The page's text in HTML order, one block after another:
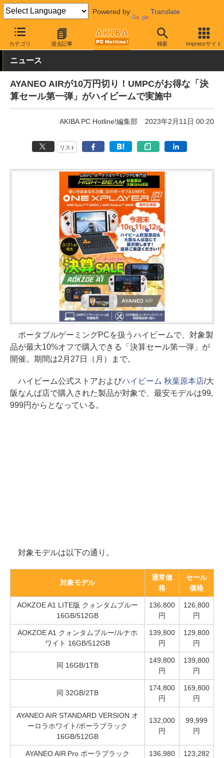
Powered by Translate
カテゴリ 過去記事 検索 Impressサイト
AKIBA PC Hotline! 秋葉原情報 価格情報 特価情報
ニュース
AYANEO AIRが10万円切り！UMPCがお得な「決
算セール第一弾」がハイビームで実施中
AKIBA PC Hotline!編集部 2023年2月11日 00:20
リスト
ポータブルゲーミングPCを扱うハイビームで、対象製
品が最大10%オフで購入できる「決算セール第一弾」が
開催。期間は2月27日（月）まで。
ハイビーム公式ストアおよびハイビーム 秋葉原本店/大
阪なんば店で購入された製品が対象で、最安モデルは99,
999円からとなっている。
対象モデルは以下の通り。
対象モデル
通常価
格
セール
価格
AOKZOE A1 LITE版 クォンタムブルー
16GB/512GB
136,800
円
126,800
円
AOKZOE A1 クォンタムブルー/ルナホ
ワイト 16GB/512GB
139,800
円
129,800
円
同 16GB/1TB
149,800
円
139,800
円
同 32GB/2TB
174,800
円
169,800
円
AYANEO AIR STANDARD VERSION オ
ーロラホワイト/ポーラブラック
16GB/512GB
132,000
円
99,999
円
AYANEO AIR Pro ポーラブラック
136,980
123,282